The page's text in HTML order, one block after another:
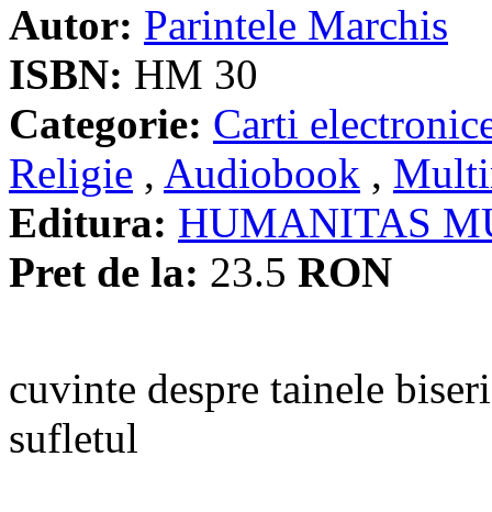
Autor: Parintele Marchis
ISBN: HM 30
Categorie: Carti
Religie , Audiobook ,
Editura: HUMANITAS
Pret de la: 23.5 RON
cuvinte despre tainele
sufletul